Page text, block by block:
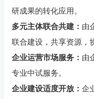
研成果的转化应用。
多元主体联合共建： 由
联合建设，共享资源，
企业运营市场服务： 由
专业中试服务。
企业建设适度开放： 企